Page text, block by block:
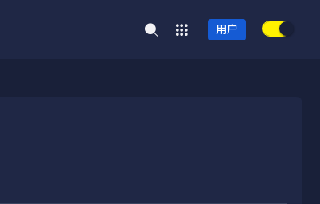
用户